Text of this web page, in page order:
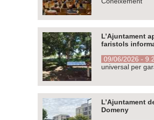
L’Ajuntament
faristols
09/06/2026 -
universal per
L’Ajuntament
Domeny